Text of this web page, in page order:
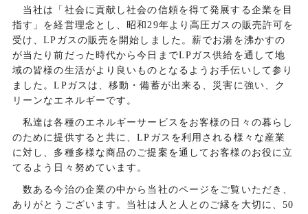
当社は「社会に貢献し社会の信頼を得て発展する企業を目
指す」を経営理念とし、昭和29年より高圧ガスの販売許可を
受け、LPガスの販売を開始しました。薪でお湯を沸かすの
が当たり前だった時代から今日までLPガス供給を通して地
域の皆様の生活がより良いものとなるようお手伝いして参り
ました。LPガスは、移動・備蓄が出来る、災害に強い、ク
リーンなエネルギーです。
私達は各種のエネルギーサービスをお客様の日々の暮らし
のために提供すると共に、LPガスを利用される様々な産業
に対し、多種多様な商品のご提案を通してお客様のお役に立
てるよう日々努めています。
数ある今治の企業の中から当社のページをご覧いただき、
ありがとうございます。当社は人と人とのご縁を大切に、50